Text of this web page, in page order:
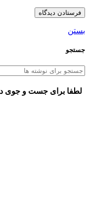
بستن
جستجو
لطفا برای جست و جوی